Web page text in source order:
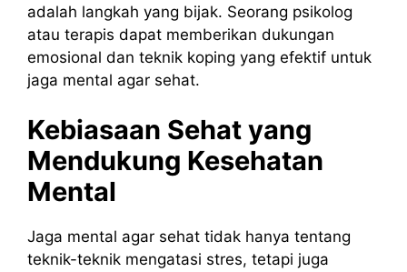
adalah langkah yang bijak. Seorang psikolog
atau terapis dapat memberikan dukungan
emosional dan teknik koping yang efektif untuk
jaga mental agar sehat.
Kebiasaan Sehat yang
Mendukung Kesehatan
Mental
Jaga mental agar sehat tidak hanya tentang
teknik-teknik mengatasi stres, tetapi juga